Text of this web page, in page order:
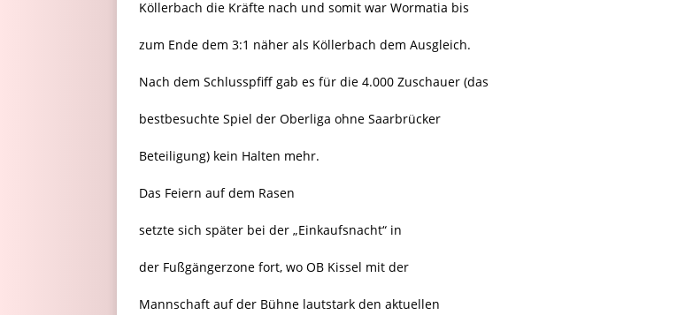
Köllerbach die Kräfte nach und somit war Wormatia bis
zum Ende dem 3:1 näher als Köllerbach dem Ausgleich.
Nach dem Schlusspfiff gab es für die 4.000 Zuschauer (das
bestbesuchte Spiel der Oberliga ohne Saarbrücker
Beteiligung) kein Halten mehr.
Das Feiern auf dem Rasen
setzte sich später bei der „Einkaufsnacht“ in
der Fußgängerzone fort, wo OB Kissel mit der
Mannschaft auf der Bühne lautstark den aktuellen